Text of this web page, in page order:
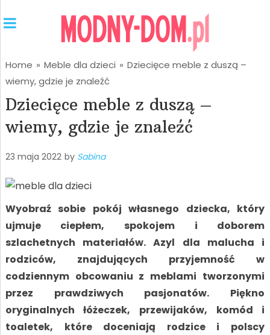
Home » Meble dla dzieci » Dziecięce meble z duszą –
wiemy, gdzie je znaleźć
Dziecięce meble z duszą –
wiemy, gdzie je znaleźć
23 maja 2022 by Sabina
Wyobraź sobie pokój własnego dziecka, który
ujmuje ciepłem, spokojem i doborem
szlachetnych materiałów. Azyl dla malucha i
rodziców, znajdujących przyjemność w
codziennym obcowaniu z meblami tworzonymi
przez prawdziwych pasjonatów. Piękno
oryginalnych łóżeczek, przewijaków, komód i
toaletek, które doceniają rodzice i polscy